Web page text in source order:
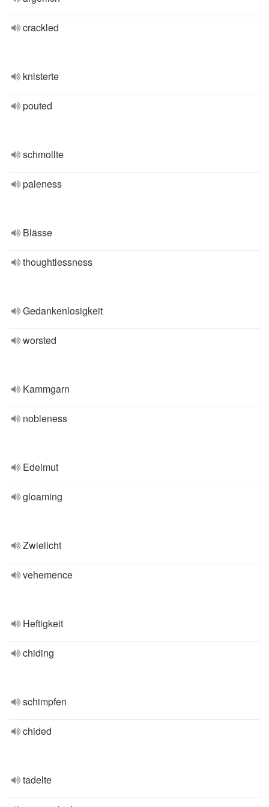
crackled
knisterte
pouted
schmollte
paleness
Blässe
thoughtlessness
Gedankenlosigkeit
worsted
Kammgarn
nobleness
Edelmut
gloaming
Zwielicht
vehemence
Heftigkeit
chiding
schimpfen
chided
tadelte